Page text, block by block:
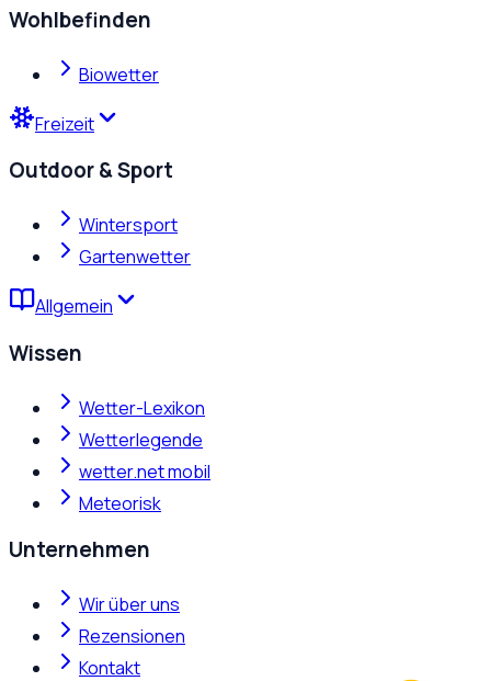
Wohlbefinden
Biowetter
Freizeit
Outdoor & Sport
Wintersport
Gartenwetter
Allgemein
Wissen
Wetter-Lexikon
Wetterlegende
wetter.net mobil
Meteorisk
Unternehmen
Wir über uns
Rezensionen
Kontakt